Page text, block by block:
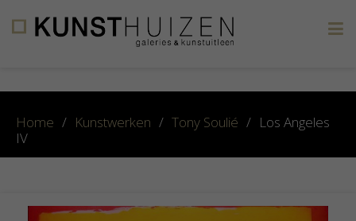
Home / Kunstwerken / Tony Soulié / Los Angeles
IV